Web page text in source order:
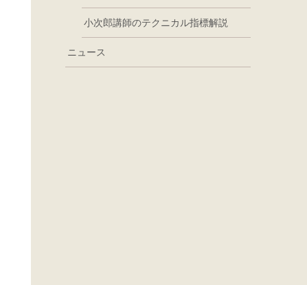
小次郎講師のテクニカル指標解説
ニュース